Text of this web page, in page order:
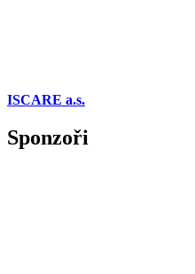
ISCARE a.s.
Sponzoři